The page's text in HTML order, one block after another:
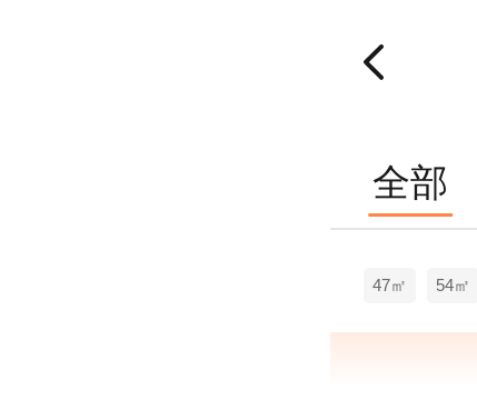
全部
47㎡ 54㎡